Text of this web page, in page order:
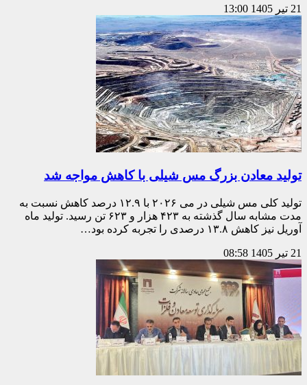
21 تیر 1405 13:00
تولید معادن بزرگ مس شیلی با کاهش مواجه شد
تولید کلی مس شیلی در می ۲۰۲۶ با ۱۲.۹ درصد کاهش نسبت به
مدت مشابه سال گذشته به ۴۲۳ هزار و ۶۲۳ تن رسید. تولید ماه
آوریل نیز کاهش ۱۳.۸ درصدی را تجربه کرده بود…
21 تیر 1405 08:58